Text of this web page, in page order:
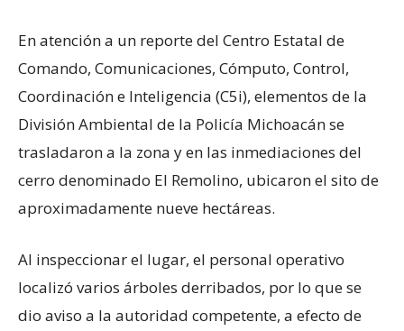
En atención a un reporte del Centro Estatal de
Comando, Comunicaciones, Cómputo, Control,
Coordinación e Inteligencia (C5i), elementos de la
División Ambiental de la Policía Michoacán se
trasladaron a la zona y en las inmediaciones del
cerro denominado El Remolino, ubicaron el sito de
aproximadamente nueve hectáreas.
Al inspeccionar el lugar, el personal operativo
localizó varios árboles derribados, por lo que se
dio aviso a la autoridad competente, a efecto de